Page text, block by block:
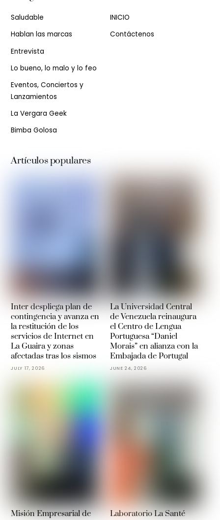
Saludable
Hablan las marcas
Entrevista
Lo bueno, lo malo y lo feo
Eventos, Conciertos y
Lanzamientos
La Vergara Geek
Bimba Golosa
INICIO
Contáctenos
Artículos populares
Inter despliega plan de
contingencia y avanza en
la restitución de los
servicios de Internet en
La Guaira y zonas
afectadas tras los sismos
JULY 17, 2026
La Universidad Central
de Venezuela reinaugura
el Centro de Lengua
Portuguesa “Daniel
Morais” en alianza con la
Embajada de Portugal
JUNE 24, 2026
Misión Empresarial de
Laboratorio La Santé